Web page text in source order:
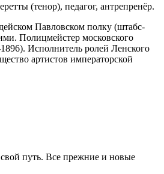
(тенор), педагог, антрепренёр.
Павловском полку (штабс-
Полицмейстер московского
Исполнитель ролей Ленского
артистов императорской
путь. Все прежние и новые